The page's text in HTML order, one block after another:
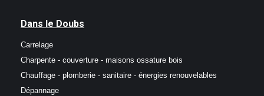
Dans le Doubs
Carrelage
Charpente - couverture - maisons ossature bois
Chauffage - plomberie - sanitaire - énergies renouvelables
Dépannage